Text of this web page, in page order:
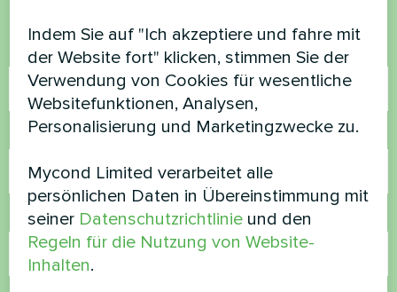
Name
Rufnummer
E-Mail
Indem Sie auf "Ich akzeptiere und fahre mit
der Website fort" klicken, stimmen Sie der
Verwendung von Cookies für wesentliche
Websitefunktionen, Analysen,
Personalisierung und Marketingzwecke zu.
Mycond Limited verarbeitet alle
persönlichen Daten in Übereinstimmung mit
seiner Datenschutzrichtlinie und den
Regeln für die Nutzung von Website-
Inhalten.